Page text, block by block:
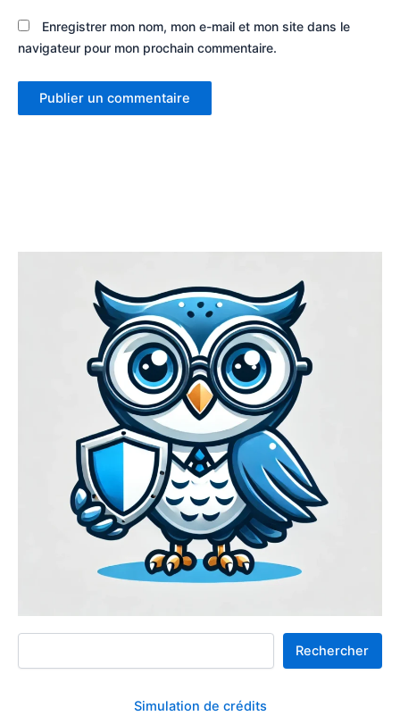
Enregistrer mon nom, mon e-mail et mon site dans le
navigateur pour mon prochain commentaire.
Rechercher
Rechercher
Simulation de crédits